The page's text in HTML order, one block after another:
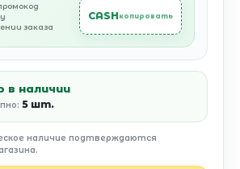
заказа
CASH копировать
в наличии
5 шт.
наличие подтверждаются